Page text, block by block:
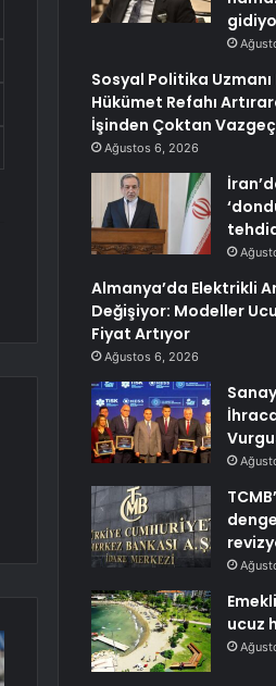
Sosyal Politika
Hükümet Refahı
İşinden Çoktan
Ağustos 6, 2026
Almanya’da Elektrikli
Değişiyor: Modeller
Fiyat Artıyor
Ağustos 6, 2026
ucuz